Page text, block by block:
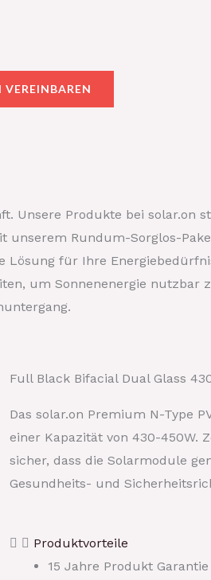
Unsere Produkte bei solar.on
Rundum-Sorglos-
für Ihre
um Sonnenenergie nutzbar
Full Black Bifacial Dual Glass
Das solar.on Premium N-Type
einer Kapazität von 430-450W.
sicher, dass die Solarmodule
Gesundheits- und
Produktvorteile
15 Jahre Produkt Garantie